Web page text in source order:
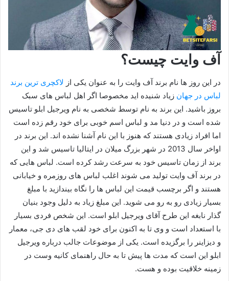
آف وایت چیست؟
در این روز ها نام برند آف وایت را به عنوان یکی از لاکچری ترین برند
لباس در جهان زیاد شنیده اید مخصوصا اگر اهل لباس های سبک
بروز باشید. این برند به نام توسط شخصی به نام ویرجیل ابلو تاسیس
شده است و در دنیا مد و لباس اسم خوبی برای خود رقم زده است
اما افراد زیادی هستند که هنوز با این نام آشنا نشده اند. این برند در
اواخر سال 2013 در شهر بزرگ میلان در ایتالیا تاسیس شد و این
برند از زمان تاسیس خود به سرعت رشد کرده است. لباس هایی که
در برند آف وایت تولید می شوند اغلب لباس های روزمره و خیابانی
هستند و اگر برچسب قیمت این لباس ها را نگاه بیندازید با مبلغ
بسیار زیادی رو به رو می شوید. این مبلغ زیاد به دلیل وجود بنیان
گذار نابغه این طرح آقای ویرجیل ابلو است. این شخص فردی بسیار
با استعداد است و وی تا به اکنون برای خود لقب های دی جی، معمار
و دیزاینر را برگزیده است. یکی از موضوعات جالب درباره ویرجیل
ابلو این است که مدت ها پیش تا به حال راهنمای کانیه وست در
زمینه خلاقیت بوده و هست.